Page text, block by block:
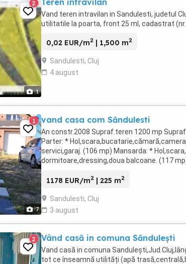
1
2 Teren intravilan
Vand teren intravilan in Sandulesti, judetul
utilitatile la poarta, front 25 ml, cadastrat
0,02 EUR/m2 | 1,500 m2
Sandulesti, Cluj
4 august
7
1 vand casa com Săndulesti
An constr.2008 Supraf.teren 1200 mp
Parter: *
servici,garaj. (106 mp) Mansarda: *
dormitoare,dressing,doua balcoane. (117
1178 EUR/m2 | 225 m2
Sandulesti, Cluj
3 august
2 Vând casă in comuna Săndulești
Vand casă in comuna
tot ce înseamnă utilități (apă